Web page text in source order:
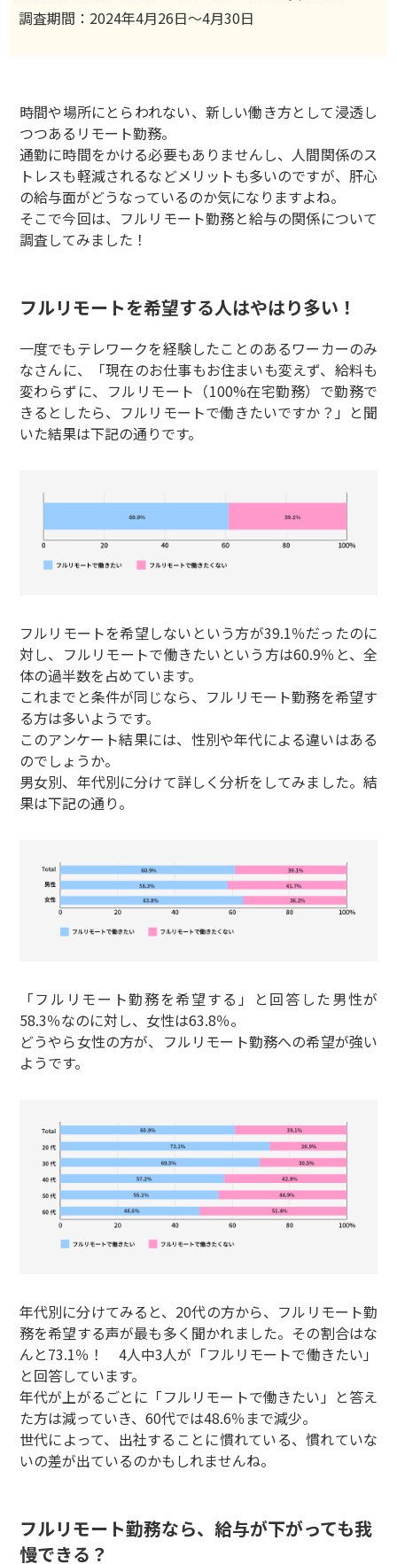
調査期間：2024年4月26日〜4月30日
時間や場所にとらわれない、新しい働き方として浸透し
つつあるリモート勤務。
通勤に時間をかける必要もありませんし、人間関係のス
トレスも軽減されるなどメリットも多いのですが、肝心
の給与面がどうなっているのか気になりますよね。
そこで今回は、フルリモート勤務と給与の関係について
調査してみました！
フルリモートを希望する人はやはり多い！
一度でもテレワークを経験したことのあるワーカーのみ
なさんに、「現在のお仕事もお住まいも変えず、給料も
変わらずに、フルリモート（100%在宅勤務）で勤務で
きるとしたら、フルリモートで働きたいですか？」と聞
いた結果は下記の通りです。
フルリモートを希望しないという方が39.1％だったのに
対し、フルリモートで働きたいという方は60.9％と、全
体の過半数を占めています。
これまでと条件が同じなら、フルリモート勤務を希望す
る方は多いようです。
このアンケート結果には、性別や年代による違いはある
のでしょうか。
男女別、年代別に分けて詳しく分析をしてみました。結
果は下記の通り。
「フルリモート勤務を希望する」と回答した男性が
58.3％なのに対し、女性は63.8％。
どうやら女性の方が、フルリモート勤務への希望が強い
ようです。
年代別に分けてみると、20代の方から、フルリモート勤
務を希望する声が最も多く聞かれました。その割合はな
んと73.1％！ 4人中3人が「フルリモートで働きたい」
と回答しています。
年代が上がるごとに「フルリモートで働きたい」と答え
た方は減っていき、60代では48.6％まで減少。
世代によって、出社することに慣れている、慣れていな
いの差が出ているのかもしれませんね。
フルリモート勤務なら、給与が下がっても我
慢できる？